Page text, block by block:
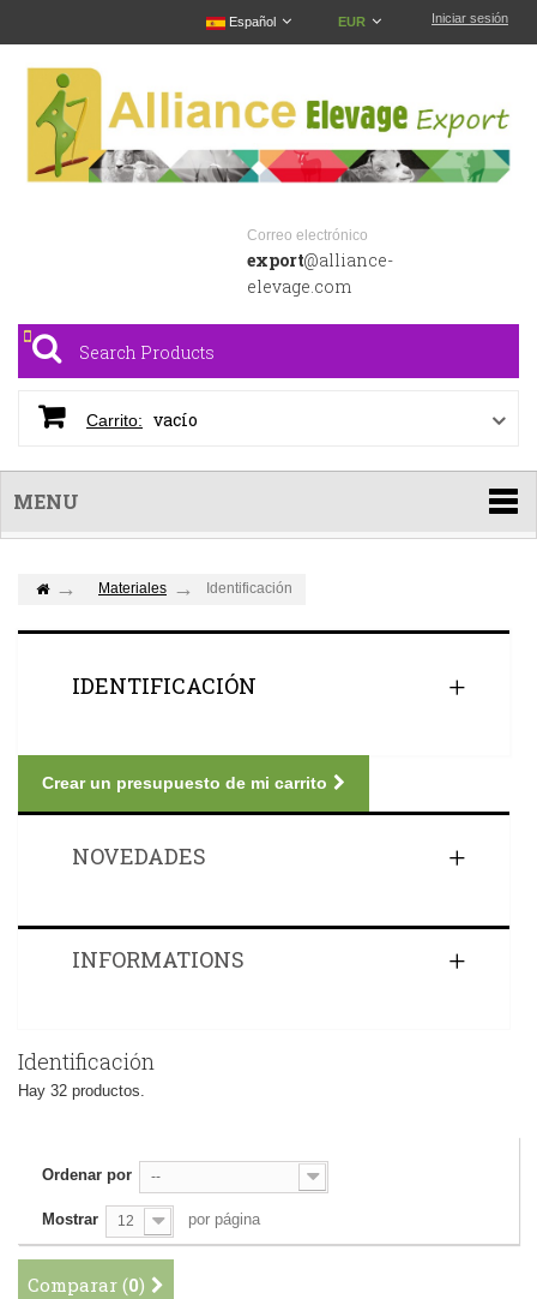
Iniciar sesión
EUR
Español
Correo electrónico
export@alliance-
elevage.com
Carrito: vacío
MENU
Materiales Identificación
IDENTIFICACIÓN
Crear un presupuesto de mi carrito
NOVEDADES
INFORMATIONS
Identificación
Hay 32 productos.
Ordenar por --
Mostrar 12 por página
Comparar (0)